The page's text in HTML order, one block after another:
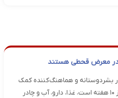
در معرض قحطی هستند
بشردوستانه و هماهنگ‌کننده کمک
های اضطراری با بیان اینکه بیش از ۱۰ هفته است، غذا، دارو، آب و چادر